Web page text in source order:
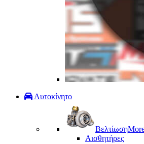
Αυτοκίνητο
Βελτίωση
Αισθητήρες